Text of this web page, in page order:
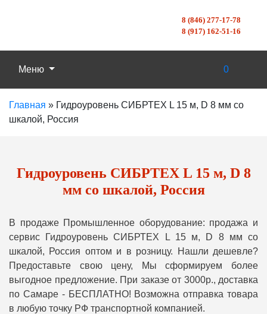
8 (846) 277-17-78
8 (917) 162-51-16
Меню 0
Главная » Гидроуровень СИБРТЕХ L 15 м, D 8 мм со
шкалой, Россия
Гидроуровень СИБРТЕХ L 15 м, D 8
мм со шкалой, Россия
В продаже Промышленное оборудование: продажа и
сервис Гидроуровень СИБРТЕХ L 15 м, D 8 мм со
шкалой, Россия оптом и в розницу. Нашли дешевле?
Предоставьте свою цену, Мы сформируем более
выгодное предложение. При заказе от 3000р., доставка
по Самаре - БЕСПЛАТНО! Возможна отправка товара
в любую точку РФ транспортной компанией.